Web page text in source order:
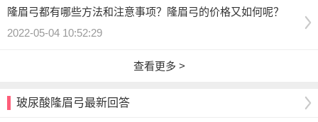
隆眉弓都有哪些方法和注意事项？隆眉弓的价格又如何呢？
2022-05-04 10:52:29
查看更多 >
玻尿酸隆眉弓最新回答